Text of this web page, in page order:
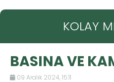
KOLAY
BASINA VE
09 Aralık 2024, 15:11